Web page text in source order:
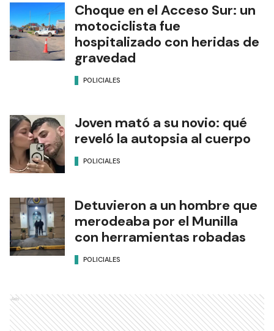
Choque en el Acceso Sur: un
motociclista fue
hospitalizado con heridas de
gravedad
POLICIALES
Joven mató a su novio: qué
reveló la autopsia al cuerpo
POLICIALES
Detuvieron a un hombre que
merodeaba por el Munilla
con herramientas robadas
POLICIALES
Ads